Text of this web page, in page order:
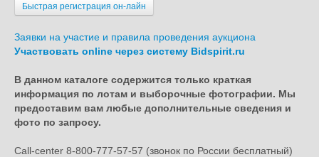
Быстрая регистрация он-лайн
Заявки на участие и правила проведения аукциона
Участвовать online через систему Bidspirit.ru
В данном каталоге содержится только краткая
информация по лотам и выборочные фотографии. Мы
предоставим вам любые дополнительные сведения и
фото по запросу.
Call-center 8-800-777-57-57 (звонок по России бесплатный)